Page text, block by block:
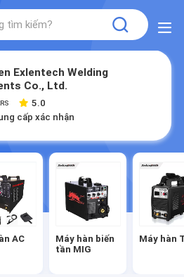
Exlentech Welding
Co., Ltd.
5.0
cấp xác nhận
AC
Máy hàn biến
tần MIG
Máy hàn